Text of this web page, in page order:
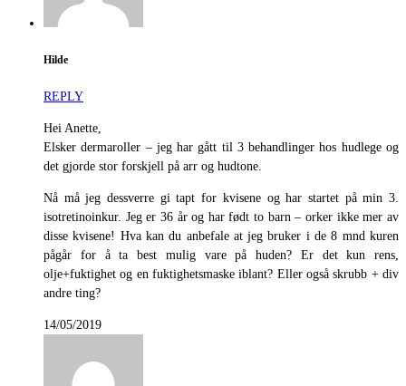
Hilde
REPLY
Hei Anette,
Elsker dermaroller – jeg har gått til 3 behandlinger hos hudlege og
det gjorde stor forskjell på arr og hudtone.
Nå må jeg dessverre gi tapt for kvisene og har startet på min 3.
isotretinoinkur. Jeg er 36 år og har født to barn – orker ikke mer av
disse kvisene! Hva kan du anbefale at jeg bruker i de 8 mnd kuren
pågår for å ta best mulig vare på huden? Er det kun rens,
olje+fuktighet og en fuktighetsmaske iblant? Eller også skrubb + div
andre ting?
14/05/2019